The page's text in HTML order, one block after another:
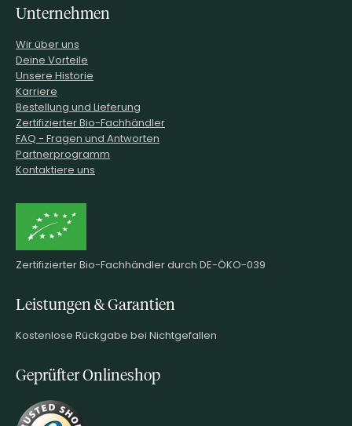
Unternehmen
Wir über uns
Deine Vorteile
Unsere Historie
Karriere
Bestellung und Lieferung
Zertifizierter Bio-Fachhändler
FAQ - Fragen und Antworten
Partnerprogramm
Kontaktiere uns
Zertifizierter Bio-Fachhändler durch DE-ÖKO-039
Leistungen & Garantien
Kostenlose Rückgabe bei Nichtgefallen
Geprüfter Onlineshop